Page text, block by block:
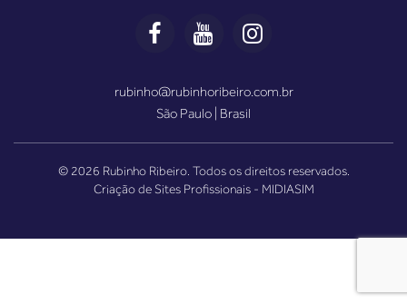
rubinho@rubinhoribeiro.com.br
São Paulo | Brasil
© 2026 Rubinho Ribeiro. Todos os direitos reservados.
Criação de Sites Profissionais- MIDIASIM